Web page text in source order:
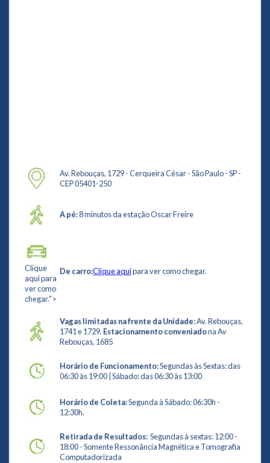
Av. Rebouças, 1729 - Cerqueira César - São Paulo - SP -
CEP 05401-250
A pé:8 minutos da estação Oscar Freire
Clique
aqui para
ver como
chegar.">
De carro:Clique aquipara ver como chegar.
Vagas limitadas na frente da Unidade:Av. Rebouças,
1741 e 1729. Estacionamento conveniadona Av
Rebouças, 1685
Horário de Funcionamento:Segundas às Sextas: das
06:30 às 19:00 | Sábado: das 06:30 às 13:00
Horário de Coleta:Segunda à Sábado: 06:30h -
12:30h.
Retirada de Resultados:Segundas à sextas: 12:00 -
18:00 - Somente Ressonância Magnética e Tomografia
Computadorizada